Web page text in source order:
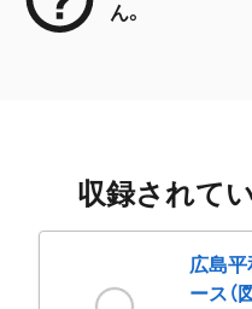
ん。
収録されて
広島
ース（